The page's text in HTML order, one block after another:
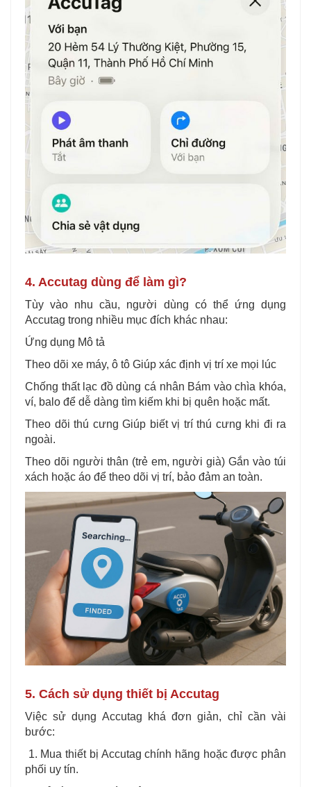
4. Accutag dùng để làm gì?
Tùy vào nhu cầu, người dùng có thể ứng dụng
Accutag trong nhiều mục đích khác nhau:
Ứng dụng Mô tả
Theo dõi xe máy, ô tô Giúp xác định vị trí xe mọi lúc
Chống thất lạc đồ dùng cá nhân Bám vào chìa khóa,
ví, balo để dễ dàng tìm kiếm khi bị quên hoặc mất.
Theo dõi thú cưng Giúp biết vị trí thú cưng khi đi ra
ngoài.
Theo dõi người thân (trẻ em, người già) Gắn vào túi
xách hoặc áo để theo dõi vị trí, bảo đảm an toàn.
5. Cách sử dụng thiết bị Accutag
Việc sử dụng Accutag khá đơn giản, chỉ cần vài
bước:
1. Mua thiết bị Accutag chính hãng hoặc được phân
phối uy tín.